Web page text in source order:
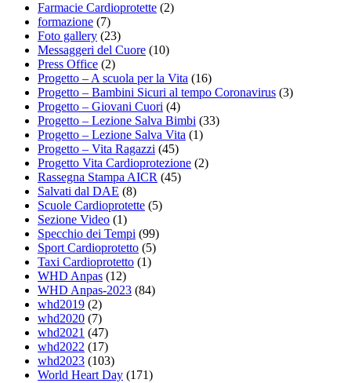
Farmacie Cardioprotette (2)
formazione (7)
Foto gallery (23)
Messaggeri del Cuore (10)
Press Office (2)
Progetto – A scuola per la Vita (16)
Progetto – Bambini Sicuri al tempo Coronavirus (3)
Progetto – Giovani Cuori (4)
Progetto – Lezione Salva Bimbi (33)
Progetto – Lezione Salva Vita (1)
Progetto – Vita Ragazzi (45)
Progetto Vita Cardioprotezione (2)
Rassegna Stampa AICR (45)
Salvati dal DAE (8)
Scuole Cardioprotette (5)
Sezione Video (1)
Specchio dei Tempi (99)
Sport Cardioprotetto (5)
Taxi Cardioprotetto (1)
WHD Anpas (12)
WHD Anpas-2023 (84)
whd2019 (2)
whd2020 (7)
whd2021 (47)
whd2022 (17)
whd2023 (103)
World Heart Day (171)